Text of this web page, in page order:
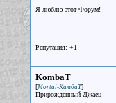
Я люблю этот Форум!
Репутация: +1
KombaT
[Mortal-КамбаТ]
Прирожденный Джаец